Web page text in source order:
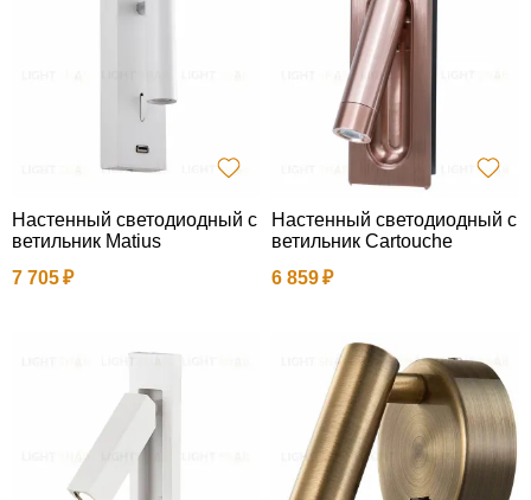
Настенный светодиодный с
ветильник Matius
7 705
Настенный светодиодный с
ветильник Cartouche
6 859